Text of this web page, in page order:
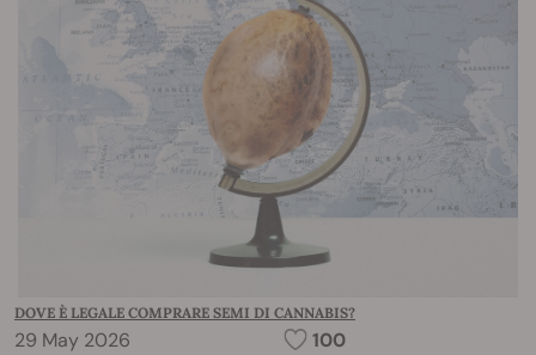
DOVE È LEGALE COMPRARE SEMI DI CANNABIS?
29 May 2026 100